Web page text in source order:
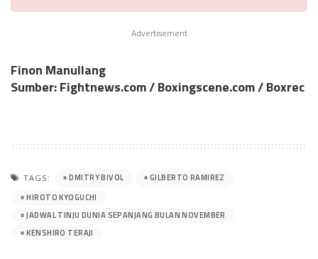
Advertisement
Finon Manullang
Sumber: Fightnews.com / Boxingscene.com / Boxrec
TAGS: DMITRY BIVOL
GILBERTO RAMIREZ
HIROTO KYOGUCHI
JADWAL TINJU DUNIA SEPANJANG BULAN NOVEMBER
KENSHIRO TERAJI